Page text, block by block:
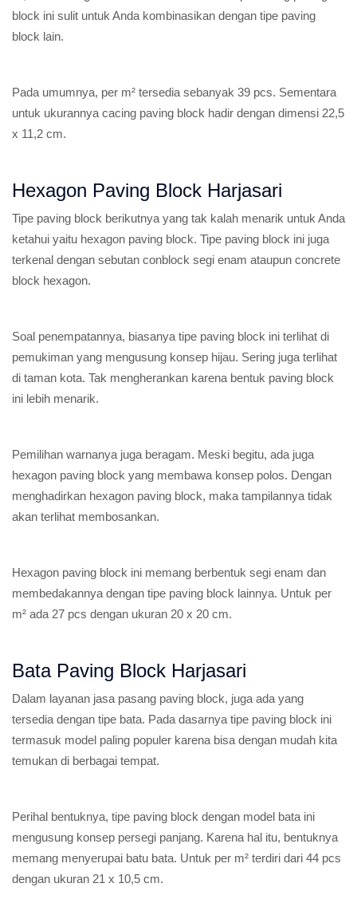
block ini sulit untuk Anda kombinasikan dengan tipe paving
block lain.
Pada umumnya, per m² tersedia sebanyak 39 pcs. Sementara
untuk ukurannya cacing paving block hadir dengan dimensi 22,5
x 11,2 cm.
Hexagon Paving Block Harjasari
Tipe paving block berikutnya yang tak kalah menarik untuk Anda
ketahui yaitu hexagon paving block. Tipe paving block ini juga
terkenal dengan sebutan conblock segi enam ataupun concrete
block hexagon.
Soal penempatannya, biasanya tipe paving block ini terlihat di
pemukiman yang mengusung konsep hijau. Sering juga terlihat
di taman kota. Tak mengherankan karena bentuk paving block
ini lebih menarik.
Pemilihan warnanya juga beragam. Meski begitu, ada juga
hexagon paving block yang membawa konsep polos. Dengan
menghadirkan hexagon paving block, maka tampilannya tidak
akan terlihat membosankan.
Hexagon paving block ini memang berbentuk segi enam dan
membedakannya dengan tipe paving block lainnya. Untuk per
m² ada 27 pcs dengan ukuran 20 x 20 cm.
Bata Paving Block Harjasari
Dalam layanan jasa pasang paving block, juga ada yang
tersedia dengan tipe bata. Pada dasarnya tipe paving block ini
termasuk model paling populer karena bisa dengan mudah kita
temukan di berbagai tempat.
Perihal bentuknya, tipe paving block dengan model bata ini
mengusung konsep persegi panjang. Karena hal itu, bentuknya
memang menyerupai batu bata. Untuk per m² terdiri dari 44 pcs
dengan ukuran 21 x 10,5 cm.